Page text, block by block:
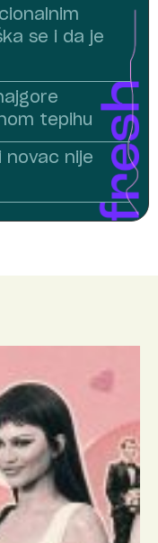
se i da je
tepihu
novac nije